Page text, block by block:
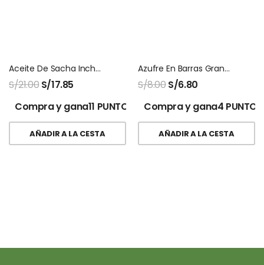
Aceite De Sacha Inchi Extra Virgen 250 Ml
S/21.00 S/17.85
Compra y gana11 PUNTOS!
AÑADIR A LA CESTA
Azufre En Barras Grande Saca El Aire X 3 Unids
S/8.00S/6.80
Compra y gana4
AÑADIR A LA CESTA